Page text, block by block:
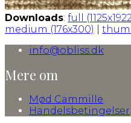
Downloads: full
medium (176x300)
info@obliss.dk
Mere om
Mød Cammille
Handelsbetingelser